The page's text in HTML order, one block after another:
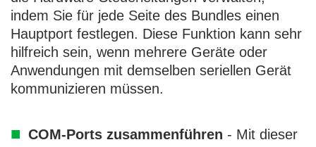
indem Sie für jede Seite des Bundles einen
Hauptport festlegen. Diese Funktion kann sehr
hilfreich sein, wenn mehrere Geräte oder
Anwendungen mit demselben seriellen Gerät
kommunizieren müssen.
COM-Ports zusammenführen - Mit dieser